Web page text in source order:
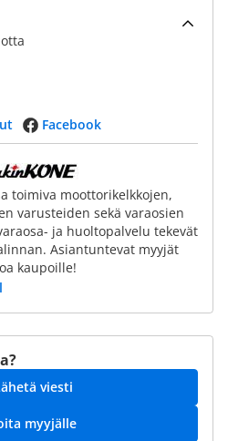
Facebook
toimiva moottorikelkkojen,
varusteiden sekä varaosien
ja huoltopalvelu tekevät
Asiantuntevat myyjät
kaupoille!
viesti
myyjälle